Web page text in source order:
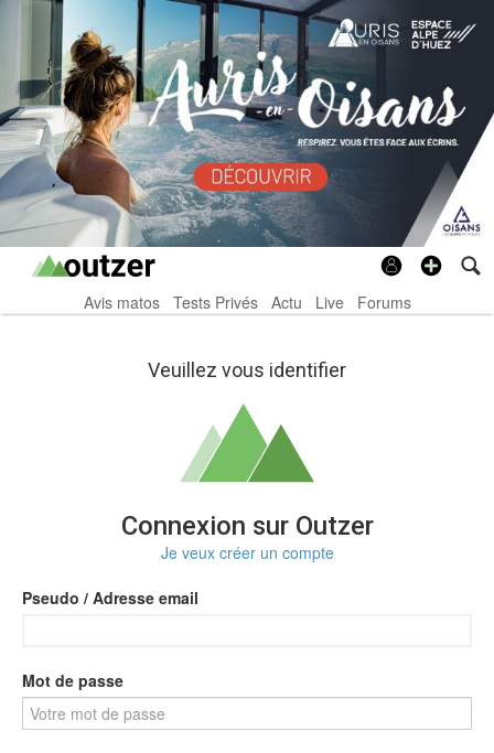
Avis matos Tests Privés Actu Live Forums
Veuillez vous identifier
Connexion sur Outzer
Je veux créer un compte
Pseudo / Adresse email
Mot de passe